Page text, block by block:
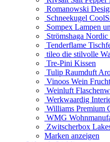
Romanowski
Schneekugel
Sompex Lampen
Strömshaga
Tenderflame
tileo die stilvolle
Tre-Pini Kissen
Tulip Raumduft
Vinoos Wein
Weinluft
Werkwaardig
Williams Premium
WMG
Zwitscherbox
Marken anzeigen